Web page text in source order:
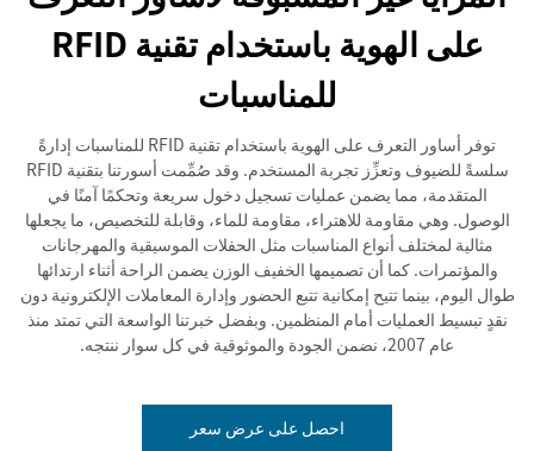
على الهوية باستخدام تقنية RFID
للمناسبات
توفر أساور التعرف على الهوية باستخدام تقنية RFID للمناسبات إدارةً
سلسةً للضيوف وتعزِّز تجربة المستخدم. وقد صُمِّمت أسورتنا بتقنية RFID
المتقدمة، مما يضمن عمليات تسجيل دخول سريعة وتحكمًا آمنًا في
الوصول. وهي مقاومة للاهتراء، مقاومة للماء، وقابلة للتخصيص، ما يجعلها
مثالية لمختلف أنواع المناسبات مثل الحفلات الموسيقية والمهرجانات
والمؤتمرات. كما أن تصميمها الخفيف الوزن يضمن الراحة أثناء ارتدائها
طوال اليوم، بينما تتيح إمكانية تتبع الحضور وإدارة المعاملات الإلكترونية دون
نقدٍ تبسيط العمليات أمام المنظمين. وبفضل خبرتنا الواسعة التي تمتد منذ
عام 2007، نضمن الجودة والموثوقية في كل سوار ننتجه.
احصل على عرض سعر